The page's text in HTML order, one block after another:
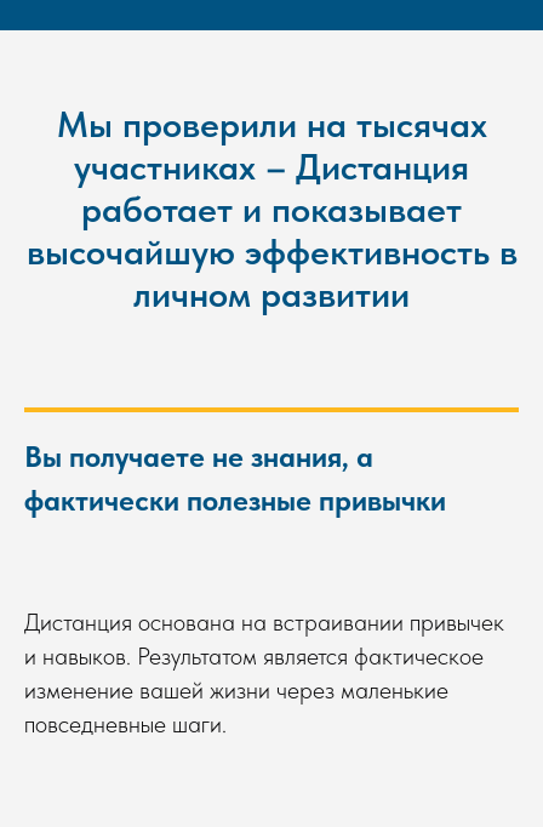
Мы проверили на тысячах
участниках – Дистанция
работает и показывает
высочайшую эффективность в
личном развитии
Вы получаете не знания, а
фактически полезные привычки
Дистанция основана на встраивании привычек
и навыков. Результатом является фактическое
изменение вашей жизни через маленькие
повседневные шаги.